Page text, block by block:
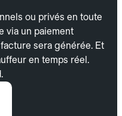
ou privés en toute
via un paiement
sera générée. Et
en temps réel.